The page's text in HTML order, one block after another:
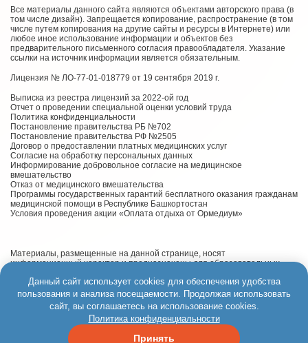
Все материалы данного сайта являются объектами авторского права (в
том числе дизайн). Запрещается копирование, распространение (в том
числе путем копирования на другие сайты и ресурсы в Интернете) или
любое иное использование информации и объектов без
предварительного письменного согласия правообладателя. Указание
ссылки на источник информации является обязательным.
Лицензия № ЛО-77-01-018779 от 19 сентября 2019 г.
Выписка из реестра лицензий за 2022-ой год
Отчет о проведении специальной оценки условий труда
Политика конфиденциальности
Постановление правительства РБ №702
Постановление правительства РФ №2505
Договор о предоставлении платных медицинских услуг
Согласие на обработку персональных данных
Информирование добровольное согласие на медицинское
вмешательство
Отказ от медицинского вмешательства
Программы государственных гарантий бесплатного оказания гражданам
медицинской помощи в Республике Башкортостан
Условия проведения акции «Оплата отдыха от Ормедиум»
Материалы, размещенные на данной странице, носят
информационный характер и предназначены для образовательных
медицинских рекомендаций. Определение диагноза и выбор методики
лечения остается исключительной прерогативой вашего лечащего
врача! ООО Лечебно-методический центр «ОРМЕДИУМ» не несёт
ответственности за возможные негативные последствия, возникшие в
результате использования информации, размещенной на сайте
Данный сайт использует cookies для обеспечения удобства
пользования и анализа посещаемости. Продолжая использовать
сайт, вы соглашаетесь на использование cookies.
Политика конфиденциальности
Принять